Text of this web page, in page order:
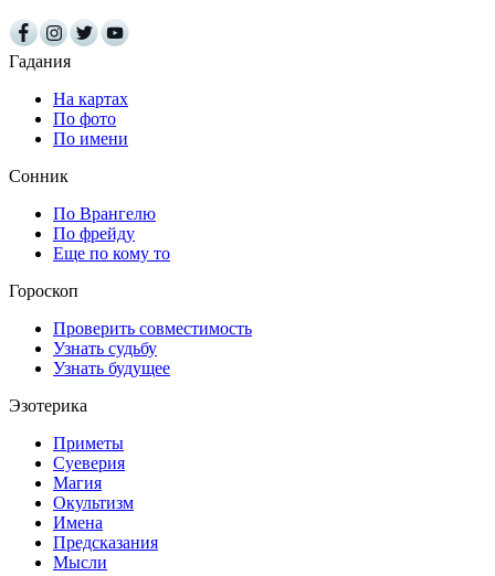
Гадания
На картах
По фото
По имени
Сонник
По Врангелю
По фрейду
Еще по кому то
Гороскоп
Проверить совместимость
Узнать судьбу
Узнать будущее
Эзотерика
Приметы
Суеверия
Магия
Окультизм
Имена
Предсказания
Мысли